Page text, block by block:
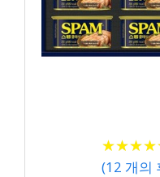
★★★★
★★★★
(12 개의